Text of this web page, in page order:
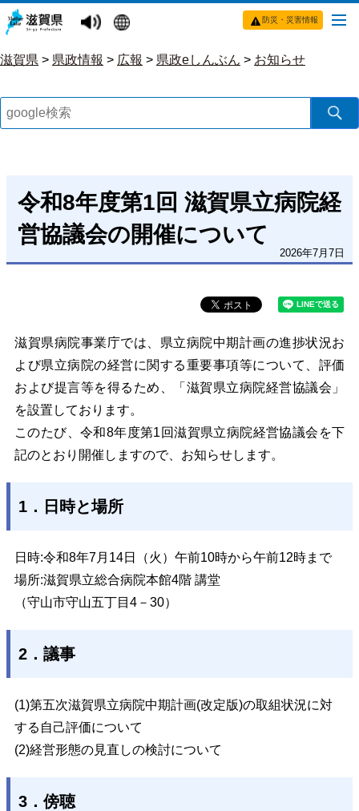
防災・災害情報
滋賀県 > 県政情報 > 広報 > 県政eしんぶん > お知らせ
令和8年度第1回 滋賀県立病院経
営協議会の開催について
2026年7月7日
滋賀県病院事業庁では、県立病院中期計画の進捗状況お
よび県立病院の経営に関する重要事項等について、評価
および提言等を得るため、「滋賀県立病院経営協議会」
を設置しております。
このたび、令和8年度第1回滋賀県立病院経営協議会を下
記のとおり開催しますので、お知らせします。
1．日時と場所
日時:令和8年7月14日（火）午前10時から午前12時まで
場所:滋賀県立総合病院本館4階 講堂
（守山市守山五丁目4－30）
2．議事
(1)第五次滋賀県立病院中期計画(改定版)の取組状況に対
する自己評価について
(2)経営形態の見直しの検討について
3．傍聴